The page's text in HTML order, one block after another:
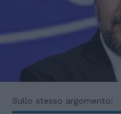
Sullo stesso argomento: